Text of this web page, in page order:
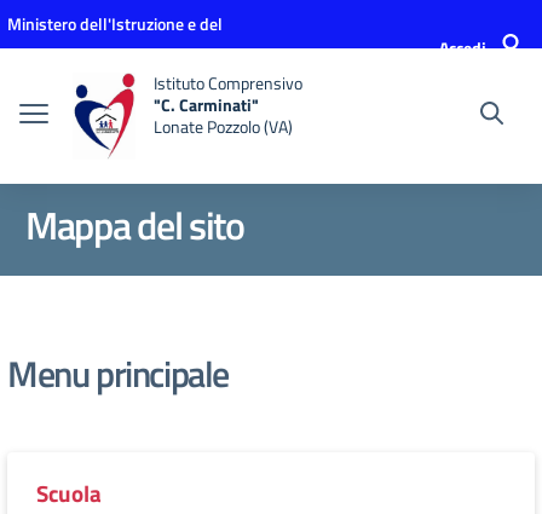
Vai ai contenuti
Vai al menu di navigazione
Vai al footer
Ministero dell'Istruzione e del
Accedi
Istituto Comprensivo
"C. Carminati"
Lonate Pozzolo (VA)
Mappa del sito
Menu principale
Scuola